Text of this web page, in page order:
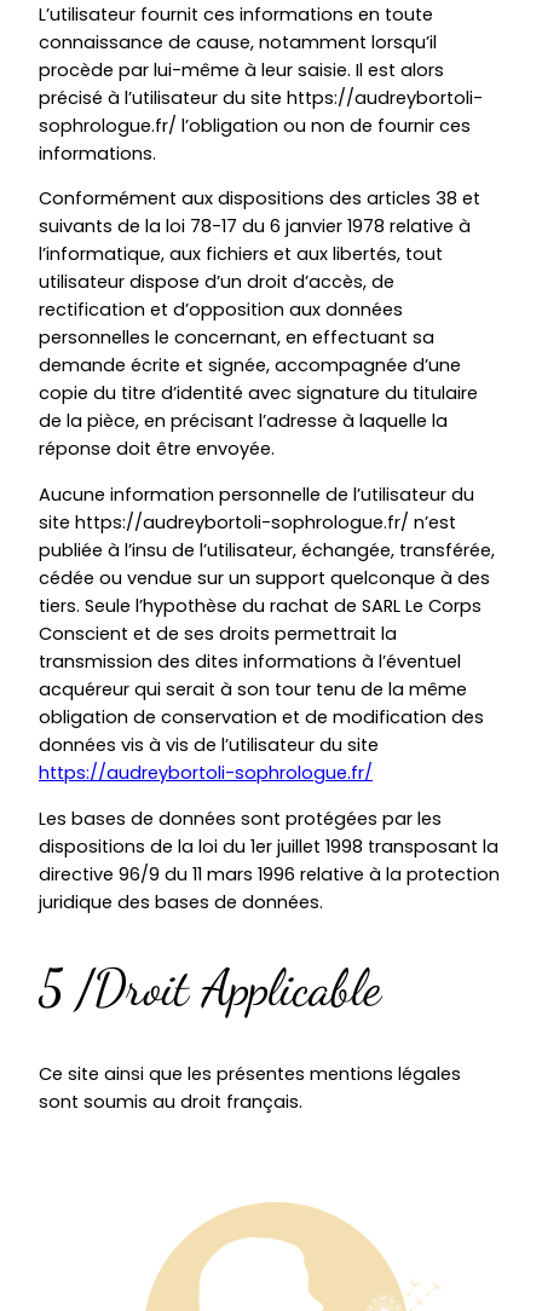
L’utilisateur fournit ces informations en toute
connaissance de cause, notamment lorsqu’il
procède par lui-même à leur saisie. Il est alors
précisé à l’utilisateur du site https://audreybortoli-
sophrologue.fr/ l’obligation ou non de fournir ces
informations.
Conformément aux dispositions des articles 38 et
suivants de la loi 78-17 du 6 janvier 1978 relative à
l’informatique, aux fichiers et aux libertés, tout
utilisateur dispose d’un droit d’accès, de
rectification et d’opposition aux données
personnelles le concernant, en effectuant sa
demande écrite et signée, accompagnée d’une
copie du titre d’identité avec signature du titulaire
de la pièce, en précisant l’adresse à laquelle la
réponse doit être envoyée.
Aucune information personnelle de l’utilisateur du
site https://audreybortoli-sophrologue.fr/ n’est
publiée à l’insu de l’utilisateur, échangée, transférée,
cédée ou vendue sur un support quelconque à des
tiers. Seule l’hypothèse du rachat de SARL Le Corps
Conscient et de ses droits permettrait la
transmission des dites informations à l’éventuel
acquéreur qui serait à son tour tenu de la même
obligation de conservation et de modification des
données vis à vis de l’utilisateur du site
https://audreybortoli-sophrologue.fr/
Les bases de données sont protégées par les
dispositions de la loi du 1er juillet 1998 transposant la
directive 96/9 du 11 mars 1996 relative à la protection
juridique des bases de données.
5 /Droit Applicable
Ce site ainsi que les présentes mentions légales
sont soumis au droit français.